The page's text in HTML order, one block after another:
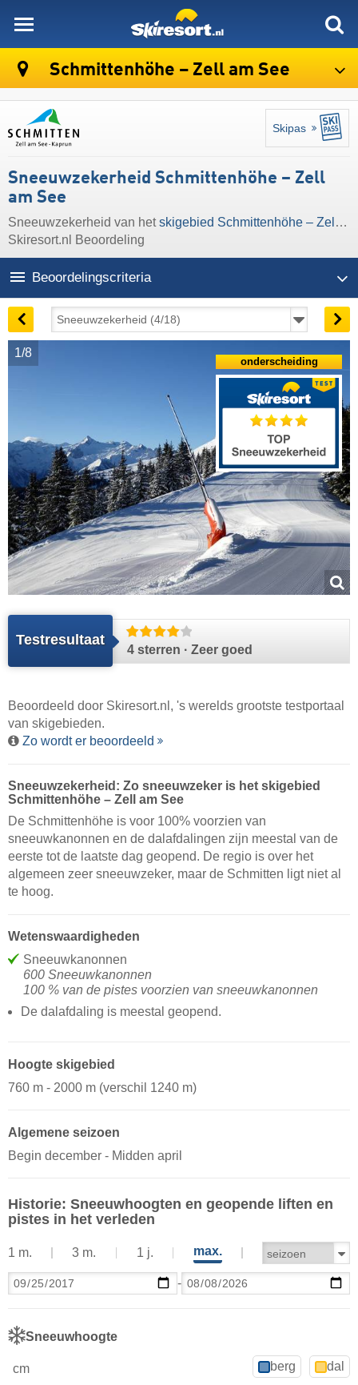
Schmittenhöhe – Zell am See
Skipas
Sneeuwzekerheid Schmittenhöhe – Zell
am See
Sneeuwzekerheid van hetskigebied Schmittenhöhe – Zell am See
Skiresort.nl Beoordeling
Beoordelingscriteria
1/8
Testresultaat
4 sterren · Zeer goed
onderscheiding
Beoordeeld door Skiresort.nl , 's werelds grootste testportaal
van skigebieden.
Zo wordt er beoordeeld
Sneeuwzekerheid: Zo sneeuwzeker is het skigebied
Schmittenhöhe – Zell am See
De Schmittenhöhe is voor 100% voorzien van
sneeuwkanonnen en de dalafdalingen zijn meestal van de
eerste tot de laatste dag geopend. De regio is over het
algemeen zeer sneeuwzeker, maar de Schmitten ligt niet al
te hoog.
Wetenswaardigheden
Sneeuwkanonnen
600 Sneeuwkanonnen
100 % van de pistes voorzien van sneeuwkanonnen
De dalafdaling is meestal geopend.
Hoogte skigebied
760 m - 2000 m (verschil 1240 m)
Algemene seizoen
Begin december - Midden april
Historie: Sneeuwhoogten en geopende liften en
pistes in het verleden
1 m. 3 m. 1 j. max.
-
Sneeuwhoogte
cm berg dal